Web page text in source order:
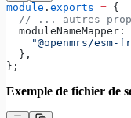
module . exports = {
// ... autres
moduleNameMapper:
"@openmrs/esm-
  },
};
Exemple de fichier de